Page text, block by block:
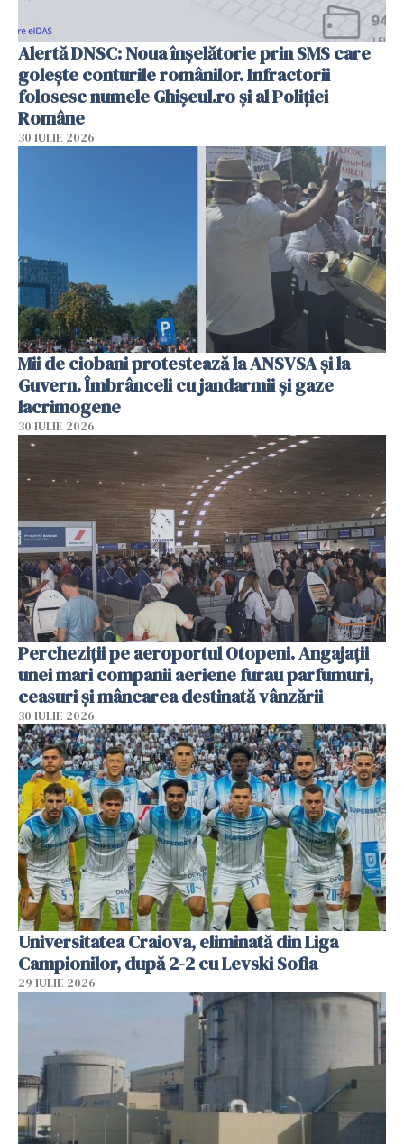
Alertă DNSC: Noua înșelătorie prin SMS care
golește conturile românilor. Infractorii
folosesc numele Ghișeul.ro și al Poliției
Române
30 IULIE 2026
Mii de ciobani protestează la ANSVSA și la
Guvern. Îmbrânceli cu jandarmii și gaze
lacrimogene
30 IULIE 2026
Percheziții pe aeroportul Otopeni. Angajații
unei mari companii aeriene furau parfumuri,
ceasuri și mâncarea destinată vânzării
30 IULIE 2026
Universitatea Craiova, eliminată din Liga
Campionilor, după 2-2 cu Levski Sofia
29 IULIE 2026